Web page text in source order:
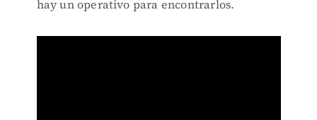
hay un operativo para encontrarlos.